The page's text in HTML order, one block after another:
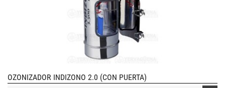
OZONIZADOR INDIZONO 2.0 (CON PUERTA)